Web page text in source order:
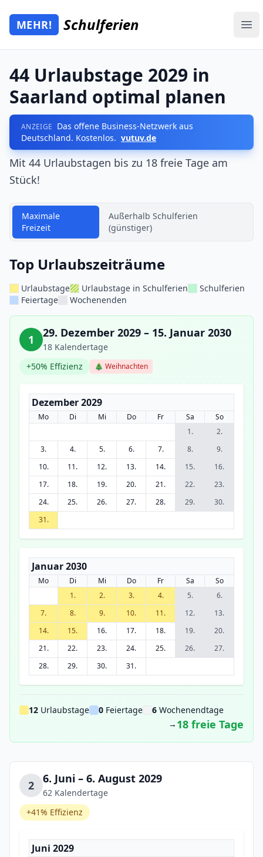
Zum Hauptinhalt springen
Mehr Schulferien
MEHR! Schulferien
44 Urlaubstage 2029 in
Saarland optimal planen
ANZEIGE Das offene Business-Netzwerk aus
Deutschland. Kostenlos. vutuv.de
Mit 44 Urlaubstagen bis zu 18 freie Tage am
Stück!
Maximale
Freizeit
Außerhalb Schulferien
(günstiger)
Top Urlaubszeiträume
Urlaubstage Urlaubstage in Schulferien
Schulferien
Feiertage
Wochenenden
1 29. Dezember 2029 – 15. Januar 2030
18 Kalendertage
+50% Effizienz
🎄 Weihnachten
Dezember 2029
Mo Di Mi Do Fr Sa
So
1.
2.
3.
4. 5. 6. 7. 8.
9.
10.
11. 12. 13. 14. 15.
16.
17.
18. 19. 20. 21. 22.
23.
24.
25. 26. 27. 28. 29.
30.
31.
Januar 2030
Mo Di Mi Do Fr Sa
So
1.
2. 3. 4. 5.
6.
7.
8. 9. 10. 11. 12.
13.
14.
15. 16. 17. 18. 19.
20.
21.
22. 23. 24. 25. 26.
27.
28.
29. 30. 31.
12 Urlaubstage 0 Feiertage 6 Wochenendtage
→ 18 freie Tage
2 6. Juni – 6. August 2029
62 Kalendertage
+41% Effizienz
Juni 2029